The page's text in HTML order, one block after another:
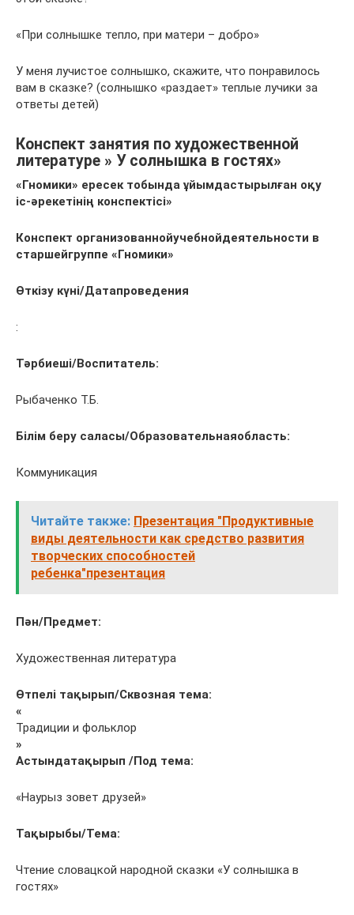
«При солнышке тепло, при матери – добро»
У меня лучистое солнышко, скажите, что понравилось
вам в сказке? (солнышко «раздает» теплые лучики за
ответы детей)
Конспект занятия по художественной
литературе » У солнышка в гостях»
«Гномики» ересек тобында ұйымдастырылған оқу
іс-әрекетінің конспектісі»
Конспект организованнойучебнойдеятельности в
старшейгруппе «Гномики»
Өткізу күні/Датапроведения
:
Тәрбиеші/Воспитатель:
Рыбаченко Т.Б.
Білім беру саласы/Образовательнаяобласть:
Коммуникация
Читайте также: Презентация "Продуктивные
виды деятельности как средство развития
творческих способностей
ребенка"презентация
Пән/Предмет:
Художественная литература
Өтпелі тақырып/Сквозная тема:
«
Традиции и фольклор
»
Астындатақырып /Под тема:
«Наурыз зовет друзей»
Тақырыбы/Тема:
Чтение словацкой народной сказки «У солнышка в
гостях»